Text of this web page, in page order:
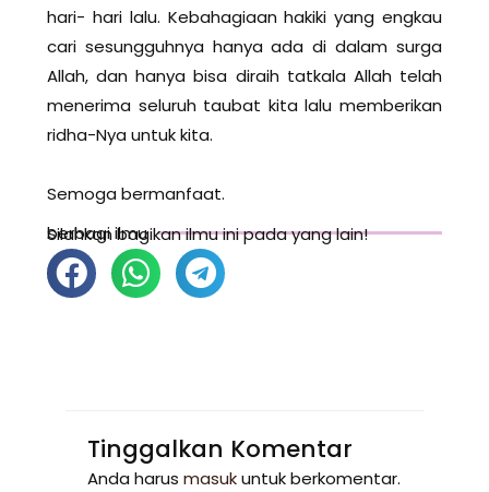
hari- hari lalu. Kebahagiaan hakiki yang engkau
cari sesungguhnya hanya ada di dalam surga
Allah, dan hanya bisa diraih tatkala Allah telah
menerima seluruh taubat kita lalu memberikan
ridha-Nya untuk kita.
Semoga bermanfaat.
berbagi ilmu
Silahkan bagikan ilmu ini pada yang lain!
Tinggalkan Komentar
Anda harus masukuntuk berkomentar.